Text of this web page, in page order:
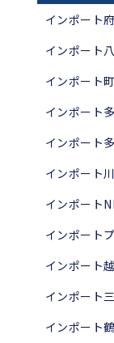
インポート
インポート
インポート
インポート
インポート
インポート
インポート
インポート
インポート
インポート
インポート